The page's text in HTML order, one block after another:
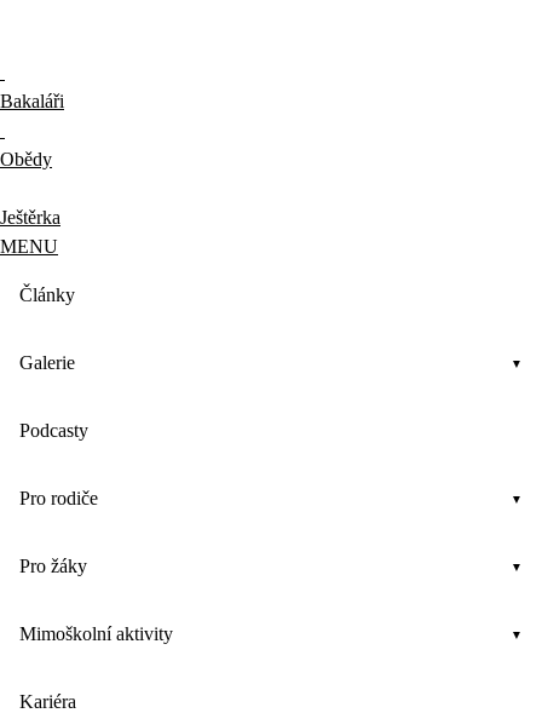
Bakaláři
Obědy
Ještěrka
MENU
Články
Galerie
Podcasty
Pro rodiče
Pro žáky
Mimoškolní aktivity
Kariéra